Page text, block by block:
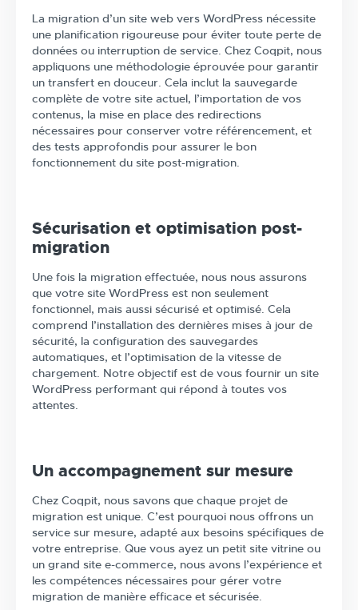
La migration d’un site web vers WordPress nécessite
une planification rigoureuse pour éviter toute perte de
données ou interruption de service. Chez Coqpit, nous
appliquons une méthodologie éprouvée pour garantir
un transfert en douceur. Cela inclut la sauvegarde
complète de votre site actuel, l’importation de vos
contenus, la mise en place des redirections
nécessaires pour conserver votre référencement, et
des tests approfondis pour assurer le bon
fonctionnement du site post-migration.
Sécurisation et optimisation post-
migration
Une fois la migration effectuée, nous nous assurons
que votre site WordPress est non seulement
fonctionnel, mais aussi sécurisé et optimisé. Cela
comprend l’installation des dernières mises à jour de
sécurité, la configuration des sauvegardes
automatiques, et l’optimisation de la vitesse de
chargement. Notre objectif est de vous fournir un site
WordPress performant qui répond à toutes vos
attentes.
Un accompagnement sur mesure
Chez Coqpit, nous savons que chaque projet de
migration est unique. C’est pourquoi nous offrons un
service sur mesure, adapté aux besoins spécifiques de
votre entreprise. Que vous ayez un petit site vitrine ou
un grand site e-commerce, nous avons l’expérience et
les compétences nécessaires pour gérer votre
migration de manière efficace et sécurisée.